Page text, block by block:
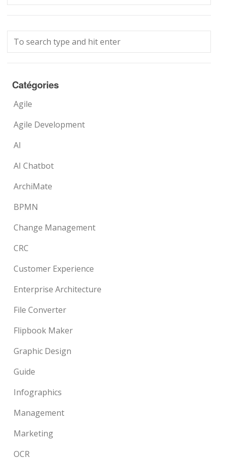
Catégories
Agile
Agile Development
AI
AI Chatbot
ArchiMate
BPMN
Change Management
CRC
Customer Experience
Enterprise Architecture
File Converter
Flipbook Maker
Graphic Design
Guide
Infographics
Management
Marketing
OCR